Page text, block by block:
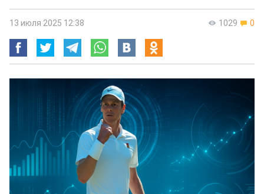
1029 0
13 июля 2025 12:38